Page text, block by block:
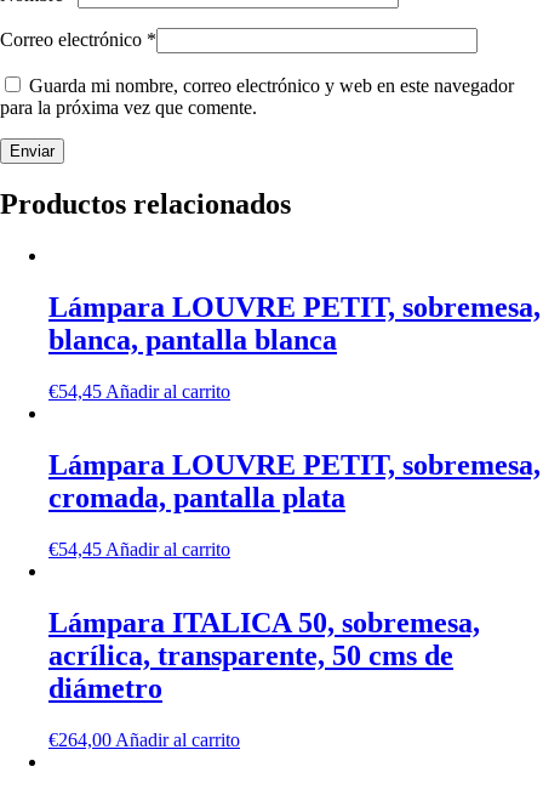
Correo electrónico *
Guarda mi nombre, correo electrónico y web en este navegador
para la próxima vez que comente.
Productos relacionados
Lámpara LOUVRE PETIT, sobremesa,
blanca, pantalla blanca
€54,45 Añadir al carrito
Lámpara LOUVRE PETIT, sobremesa,
cromada, pantalla plata
€54,45 Añadir al carrito
Lámpara ITALICA 50, sobremesa,
acrílica, transparente, 50 cms de
diámetro
€264,00 Añadir al carrito